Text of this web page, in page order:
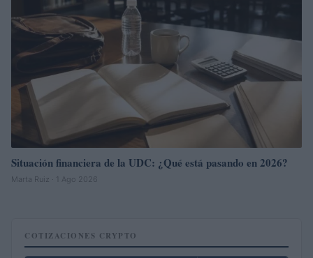
Situación financiera de la UDC: ¿Qué está pasando en 2026?
Marta Ruiz · 1 Ago 2026
COTIZACIONES CRYPTO